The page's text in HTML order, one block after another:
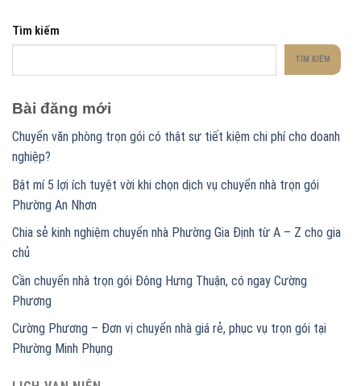
Tìm kiếm
TÌM KIẾM
Bài đăng mới
Chuyển văn phòng trọn gói có thật sự tiết kiệm chi phí cho doanh
nghiệp?
Bật mí 5 lợi ích tuyệt vời khi chọn dịch vụ chuyển nhà trọn gói
Phường An Nhơn
Chia sẻ kinh nghiệm chuyển nhà Phường Gia Định từ A – Z cho gia
chủ
Cần chuyển nhà trọn gói Đông Hưng Thuận, có ngay Cường
Phương
Cường Phương – Đơn vị chuyển nhà giá rẻ, phục vụ trọn gói tại
Phường Minh Phụng